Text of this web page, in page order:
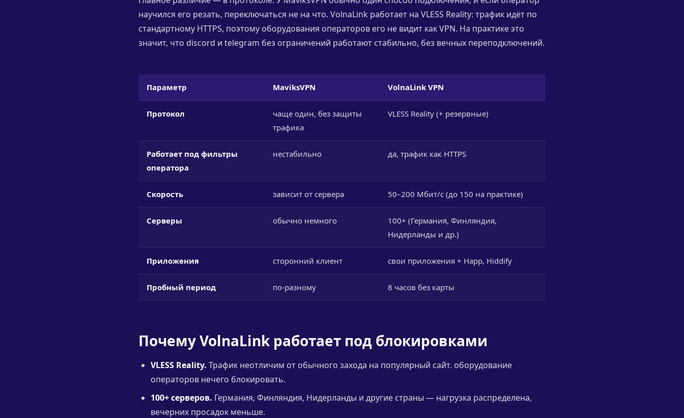
научился его резать, переключаться не на что. VolnaLink работает на VLESS Reality: трафик идёт по
стандартному HTTPS, поэтому оборудования операторов его не видит как VPN. На практике это
значит, что discord и telegram без ограничений работают стабильно, без вечных переподключений.
Параметр MaviksVPN VolnaLink VPN
Протокол
чаще один, без защиты
трафика
VLESS Reality (+ резервные)
Работает под фильтры
оператора
нестабильно да, трафик как HTTPS
Скорость зависит от сервера 50–200 Мбит/с (до 150 на практике)
Серверы обычно немного
100+ (Германия, Финляндия,
Нидерланды и др.)
Приложения сторонний клиент свои приложения + Happ, Hiddify
Пробный период по-разному 8 часов без карты
Почему VolnaLink работает под блокировками
VLESS Reality. Трафик неотличим от обычного захода на популярный сайт. оборудование
операторов нечего блокировать.
100+ серверов. Германия, Финляндия, Нидерланды и другие страны — нагрузка распределена,
вечерних просадок меньше.